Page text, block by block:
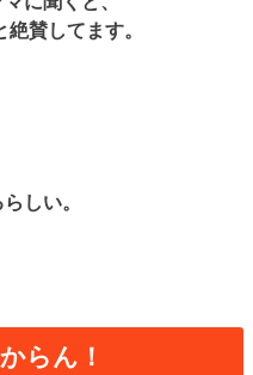
賛してます。
しい。
らん！